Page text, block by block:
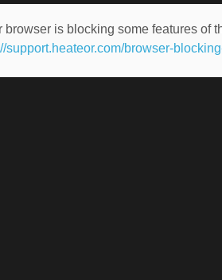
browser is blocking some features of
support.heateor.com/browser-